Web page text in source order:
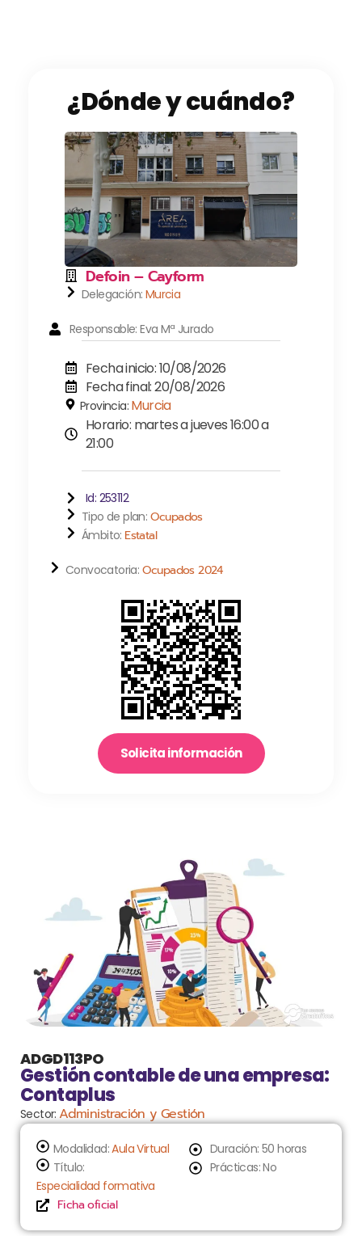
¿Dónde y cuándo?
Defoin – Cayform
Delegación: Murcia
Responsable: Eva Mª Jurado
Fecha inicio: 10/08/2026
Fecha final: 20/08/2026
Provincia: Murcia
Horario: martes a jueves 16:00 a
21:00
Id: 253112
Tipo de plan: Ocupados
Ámbito: Estatal
Convocatoria: Ocupados 2024
Solicita información
ADGD113PO
Gestión contable de una empresa:
Contaplus
Sector:Administración y Gestión
Modalidad:Aula Virtual
Título:
Especialidad formativa
Ficha oficial
Duración: 50 horas
Prácticas: No